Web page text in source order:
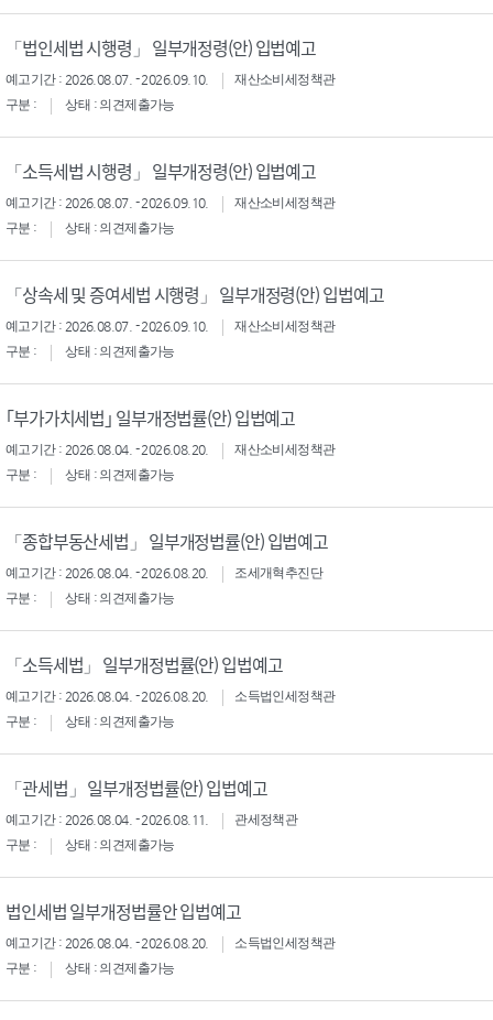
「법인세법 시행령」 일부개정령(안) 입법예고
예고기간 : 2026.08.07. - 2026.09.10.
재산소비세정책관
구분 :
상태 : 의견제출가능
「소득세법 시행령」 일부개정령(안) 입법예고
예고기간 : 2026.08.07. - 2026.09.10.
재산소비세정책관
구분 :
상태 : 의견제출가능
「상속세 및 증여세법 시행령」 일부개정령(안) 입법예고
예고기간 : 2026.08.07. - 2026.09.10.
재산소비세정책관
구분 :
상태 : 의견제출가능
｢부가가치세법｣ 일부개정법률(안) 입법예고
예고기간 : 2026.08.04. - 2026.08.20.
재산소비세정책관
구분 :
상태 : 의견제출가능
「종합부동산세법」 일부개정법률(안) 입법예고
예고기간 : 2026.08.04. - 2026.08.20.
조세개혁추진단
구분 :
상태 : 의견제출가능
「소득세법」 일부개정법률(안) 입법예고
예고기간 : 2026.08.04. - 2026.08.20.
소득법인세정책관
구분 :
상태 : 의견제출가능
「관세법」 일부개정법률(안) 입법예고
예고기간 : 2026.08.04. - 2026.08.11.
관세정책관
구분 :
상태 : 의견제출가능
법인세법 일부개정법률안 입법예고
예고기간 : 2026.08.04. - 2026.08.20.
소득법인세정책관
구분 :
상태 : 의견제출가능